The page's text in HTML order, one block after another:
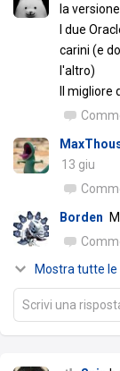
la
I due
carini (e
l'altro)
Il
13 giu
Borden
Mostra tutte le
Scrivi una